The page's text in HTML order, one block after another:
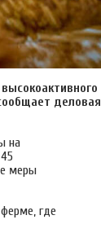
деловая
на
меры
где